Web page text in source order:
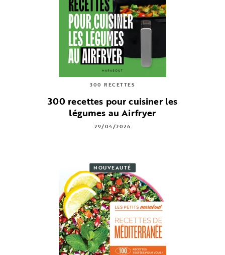
300 RECETTES
300 recettes pour cuisiner les
légumes au Airfryer
29/04/2026
NOUVEAUTÉ